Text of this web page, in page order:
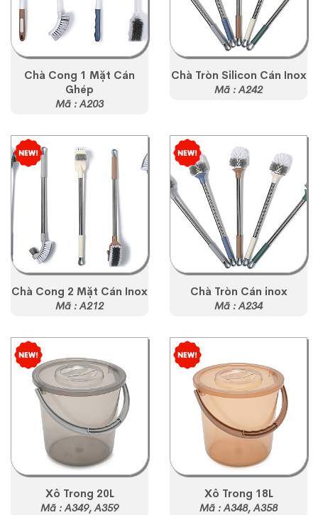
Chà Cong 1 Mặt Cán
Ghép
Mã : A203
Chà Tròn Silicon Cán Inox
Mã : A242
Chà Cong 2 Mặt Cán Inox
Mã : A212
Chà Tròn Cán inox
Mã : A234
Xô Trong 20L
Mã : A349, A359
Xô Trong 18L
Mã : A348, A358